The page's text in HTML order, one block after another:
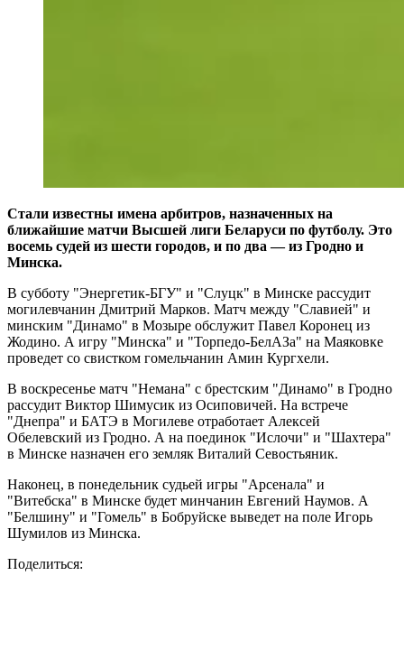
Стали известны имена арбитров, назначенных на
ближайшие матчи Высшей лиги Беларуси по футболу. Это
восемь судей из шести городов, и по два — из Гродно и
Минска.
В субботу "Энергетик-БГУ" и "Слуцк" в Минске рассудит
могилевчанин Дмитрий Марков. Матч между "Славией" и
минским "Динамо" в Мозыре обслужит Павел Коронец из
Жодино. А игру "Минска" и "Торпедо-БелАЗа" на Маяковке
проведет со свистком гомельчанин Амин Кургхели.
В воскресенье матч "Немана" с брестским "Динамо" в Гродно
рассудит Виктор Шимусик из Осиповичей. На встрече
"Днепра" и БАТЭ в Могилеве отработает Алексей
Обелевский из Гродно. А на поединок "Ислочи" и "Шахтера"
в Минске назначен его земляк Виталий Севостьяник.
Наконец, в понедельник судьей игры "Арсенала" и
"Витебска" в Минске будет минчанин Евгений Наумов. А
"Белшину" и "Гомель" в Бобруйске выведет на поле Игорь
Шумилов из Минска.
Поделиться: